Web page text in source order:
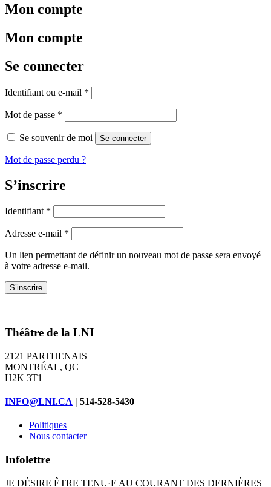
Mon compte
Mon compte
Se connecter
Identifiant ou e-mail *
Mot de passe *
Se souvenir de moi Se connecter
Mot de passe perdu ?
S’inscrire
Identifiant *
Adresse e-mail *
Un lien permettant de définir un nouveau mot de passe sera envoyé
à votre adresse e-mail.
S’inscrire
Théâtre de la LNI
2121 PARTHENAIS
MONTRÉAL, QC
H2K 3T1
INFO@LNI.CA | 514-528-5430
Politiques
Nous contacter
Infolettre
JE DÉSIRE ÊTRE TENU·E AU COURANT DES DERNIÈRES